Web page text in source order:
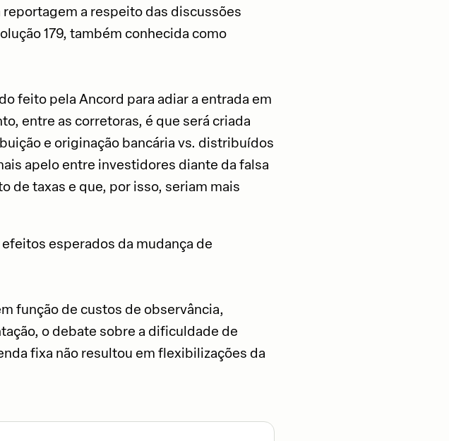
a respeito das discussões
179, também conhecida como
feito pela Ancord para adiar a entrada em
entre as corretoras, é que será criada
e originação bancária vs. distribuídos
apelo entre investidores diante da falsa
de taxas e que, por isso, seriam mais
esperados da mudança de
função de custos de observância,
o debate sobre a dificuldade de
fixa não resultou em flexibilizações da